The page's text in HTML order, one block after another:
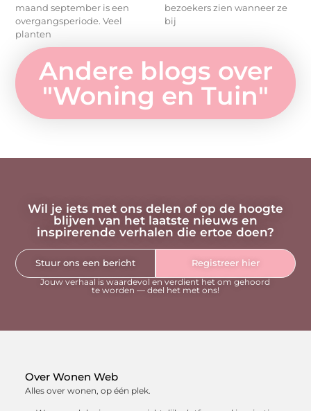
maand september is een
overgangsperiode. Veel
planten
bezoekers zien wanneer ze
bij
Andere blogs over
"Woning en Tuin"
Wil je iets met ons delen of op de hoogte
blijven van het laatste nieuws en
inspirerende verhalen die ertoe doen?
Stuur ons een bericht
Registreer hier
Jouw verhaal is waardevol en verdient het om gehoord
te worden — deel het met ons!
Over Wonen Web
Alles over wonen, op één plek.